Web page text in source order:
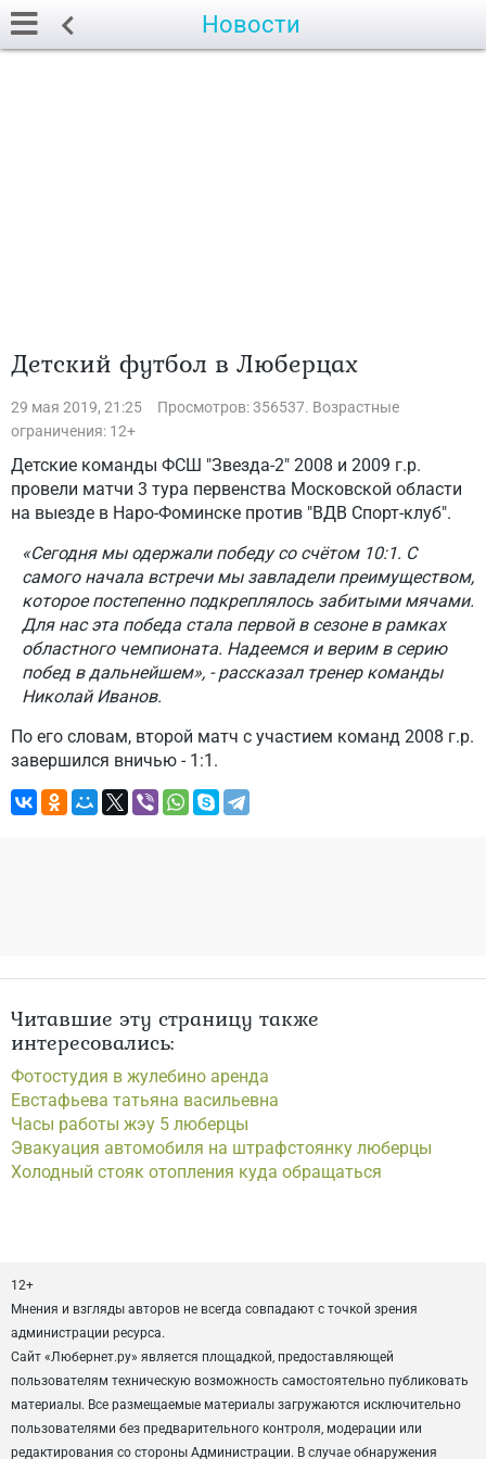
Новости
Детский футбол в Люберцах
29 мая 2019, 21:25
Просмотров: 356537. Возрастные
ограничения: 12+
Детские команды ФСШ "Звезда-2" 2008 и 2009 г.р.
провели матчи 3 тура первенства Московской области
на выезде в Наро-Фоминске против "ВДВ Спорт-клуб".
«Сегодня мы одержали победу со счётом 10:1. С
самого начала встречи мы завладели преимуществом,
которое постепенно подкреплялось забитыми мячами.
Для нас эта победа стала первой в сезоне в рамках
областного чемпионата. Надеемся и верим в серию
побед в дальнейшем», - рассказал тренер команды
Николай Иванов.
По его словам, второй матч с участием команд 2008 г.р.
завершился вничью - 1:1.
Читавшие эту страницу также
интересовались:
Фотостудия в жулебино аренда
Евстафьева татьяна васильевна
Часы работы жэу 5 люберцы
Эвакуация автомобиля на штрафстоянку люберцы
Холодный стояк отопления куда обращаться
12+
Мнения и взгляды авторов не всегда совпадают с точкой зрения
администрации ресурса.
Сайт «Любернет.ру» является площадкой, предоставляющей
пользователям техническую возможность самостоятельно публиковать
материалы. Все размещаемые материалы загружаются исключительно
пользователями без предварительного контроля, модерации или
редактирования со стороны Администрации. В случае обнаружения